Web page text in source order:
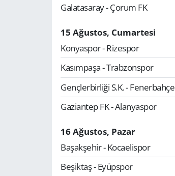
Galatasaray - Çorum FK
15 Ağustos, Cumartesi
Konyaspor - Rizespor
Kasımpaşa - Trabzonspor
Gençlerbirliği S.K. - Fenerbahçe
Gaziantep FK - Alanyaspor
16 Ağustos, Pazar
Başakşehir - Kocaelispor
Beşiktaş - Eyüpspor